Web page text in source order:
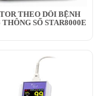
THEO DÕI BỆNH
THÔNG SỐ STAR8000E